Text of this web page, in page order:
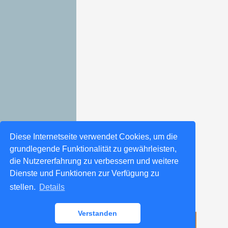
Diese Internetseite verwendet Cookies, um die
grundlegende Funktionalität zu gewährleisten,
die Nutzererfahrung zu verbessern und weitere
Dienste und Funktionen zur Verfügung zu
stellen. Details
Verstanden